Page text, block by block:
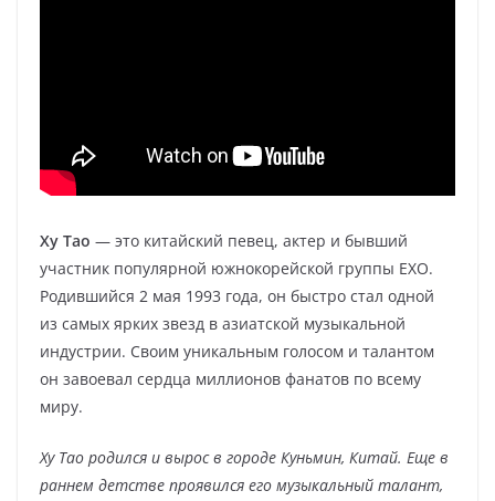
Ху Тао — это китайский певец, актер и бывший
участник популярной южнокорейской группы EXO.
Родившийся 2 мая 1993 года, он быстро стал одной
из самых ярких звезд в азиатской музыкальной
индустрии. Своим уникальным голосом и талантом
он завоевал сердца миллионов фанатов по всему
миру.
Ху Тао родился и вырос в городе Куньмин, Китай. Еще в
раннем детстве проявился его музыкальный талант,